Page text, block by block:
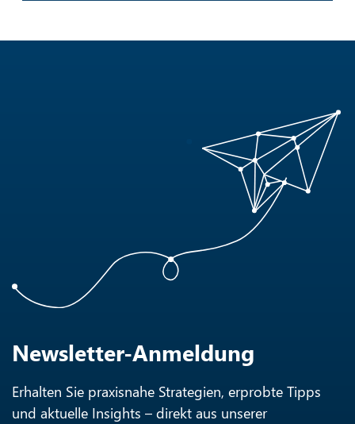
Newsletter-Anmeldung
Erhalten Sie praxisnahe Strategien, erprobte Tipps
und aktuelle Insights – direkt aus unserer